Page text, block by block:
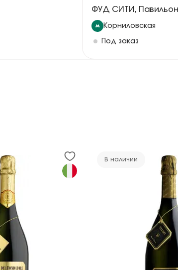
ФУД СИТИ, Павильон
Корниловская
Под заказ
В наличии